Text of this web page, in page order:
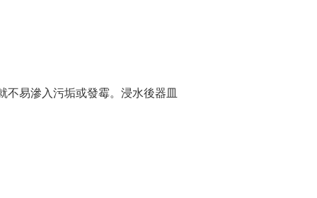
不易滲入污垢或發霉。浸水後器皿